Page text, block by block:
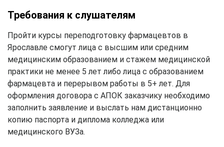
Требования к слушателям
Пройти курсы переподготовку фармацевтов в
Ярославле смогут лица с высшим или средним
медицинским образованием и стажем медицинской
практики не менее 5 лет либо лица с образованием
фармацевта и перерывом работы в 5+ лет. Для
оформления договора с АПОК заказчику необходимо
заполнить заявление и выслать нам дистанционно
копию паспорта и диплома колледжа или
медицинского ВУЗа.